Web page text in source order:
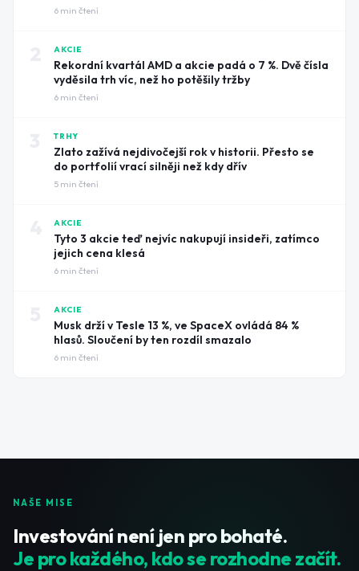
6 min čtení
AKCIE
Rekordní kvartál AMD a akcie padá o 7 %. Dvě čísla
vyděsila trh víc, než ho potěšily tržby
6 min čtení
TRHY
Zlato zažívá nejdivočejší rok v historii. Přesto se
do portfolií vrací silněji než kdy dřív
5 min čtení
AKCIE
Tyto 3 akcie teď nejvíc nakupují insideři, zatímco
jejich cena klesá
6 min čtení
AKCIE
Musk drží v Tesle 13 %, ve SpaceX ovládá 84 %
hlasů. Sloučení by ten rozdíl smazalo
6 min čtení
NAŠE MISE
Investování není jen pro bohaté.
Je pro každého, kdo se rozhodne začít.